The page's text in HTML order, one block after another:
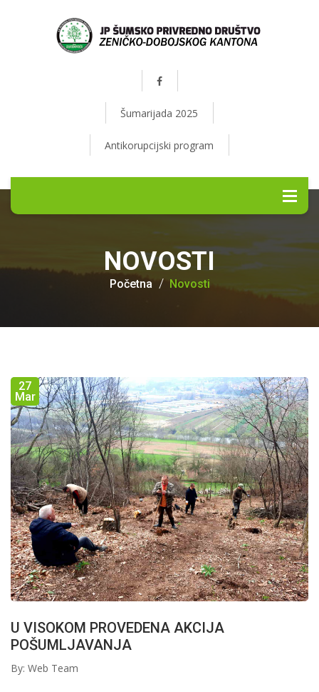
Šumarijada 2025
Antikorupcijski program
NOVOSTI
Početna Novosti
27
Mar
U VISOKOM PROVEDENA AKCIJA
POŠUMLJAVANJA
By: Web Team